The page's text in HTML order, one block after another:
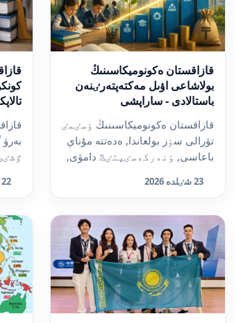
قازاقستان ەكونوميكاسىنىڭ
بولاشاعى اۋىل مەكتەپتەرٸنەن
باستالادى - ساراپشى
قازاقستان ەكونوميكاسىنىڭ ٶسٸمٸ
تۋرالى سٶز بولعاندا, ەدەتتە مۇناي
باعاسى, ٶنەركەسٸپتٸڭ دامۋى,
23 شٸلدە 2026 22 شٸلدە 2026